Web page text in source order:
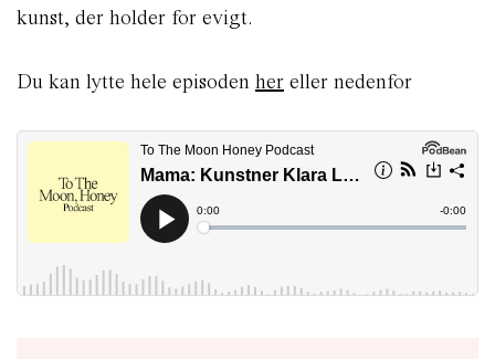
kunst, der holder for evigt.
Du kan lytte hele episoden her eller nedenfor